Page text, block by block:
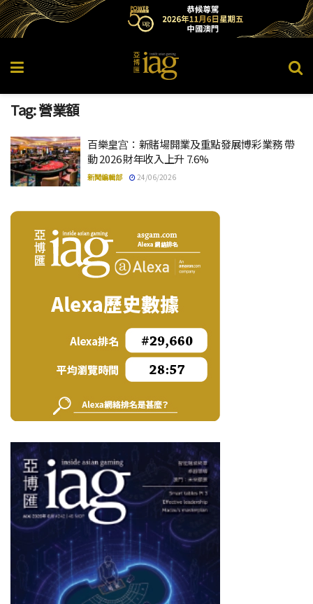
Tag:營業額
百樂皇宫：新賭場開業及重點發展博彩業務 帶
動 2026 財年收入上升 7.6%
新聞編輯部 24/06/2026